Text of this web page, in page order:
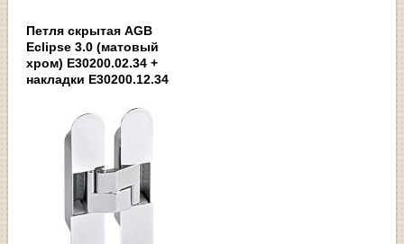
Петля скрытая AGB
Eclipse 3.0 (матовый
хром) E30200.02.34 +
накладки E30200.12.34